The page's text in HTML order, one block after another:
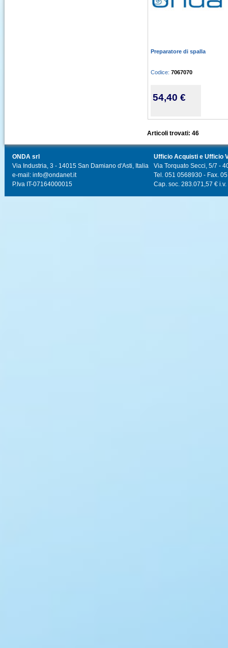
Preparatore di spalla
Codice: 7067070
54,40 €
Articoli trovati: 46
ONDA srl
Via Industria, 3 - 14015 San Damiano d'Asti, Italia
e-mail: info@ondanet.it
P.Iva IT-07164000015
Ufficio Acquisti e Ufficio
Via Torquato Secci, 5/7 -
Tel. 051 0568930 - Fax.
Cap. soc. 283.071,57 € i.v.